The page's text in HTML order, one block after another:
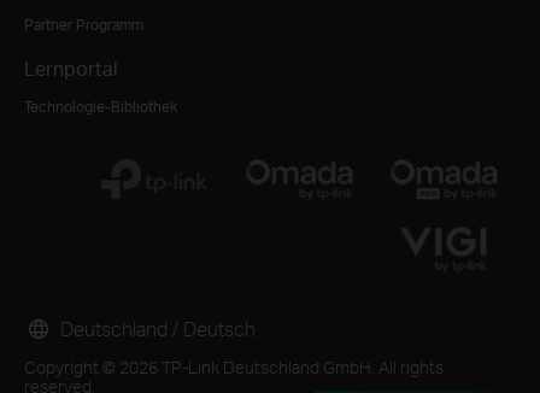
Partner Programm
Lernportal
Technologie-Bibliothek
Copyright © 2026 TP-Link Deutschland GmbH. All rights
reserved.
Deutschland / Deutsch